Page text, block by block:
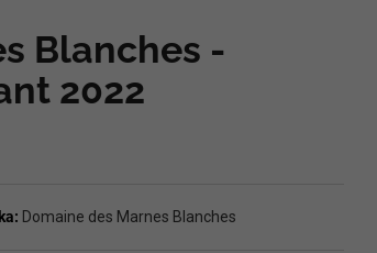
Blanches -
2022
Domaine des Marnes Blanches